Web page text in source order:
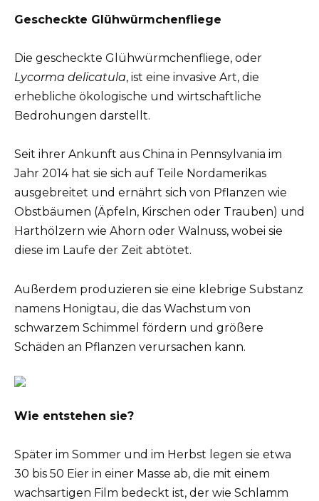
Gescheckte Glühwürmchenfliege
Die gescheckte Glühwürmchenfliege, oder
Lycorma delicatula, ist eine invasive Art, die
erhebliche ökologische und wirtschaftliche
Bedrohungen darstellt.
Seit ihrer Ankunft aus China in Pennsylvania im
Jahr 2014 hat sie sich auf Teile Nordamerikas
ausgebreitet und ernährt sich von Pflanzen wie
Obstbäumen (Äpfeln, Kirschen oder Trauben) und
Harthölzern wie Ahorn oder Walnuss, wobei sie
diese im Laufe der Zeit abtötet.
Außerdem produzieren sie eine klebrige Substanz
namens Honigtau, die das Wachstum von
schwarzem Schimmel fördern und größere
Schäden an Pflanzen verursachen kann.
Wie entstehen sie?
Später im Sommer und im Herbst legen sie etwa
30 bis 50 Eier in einer Masse ab, die mit einem
wachsartigen Film bedeckt ist, der wie Schlamm